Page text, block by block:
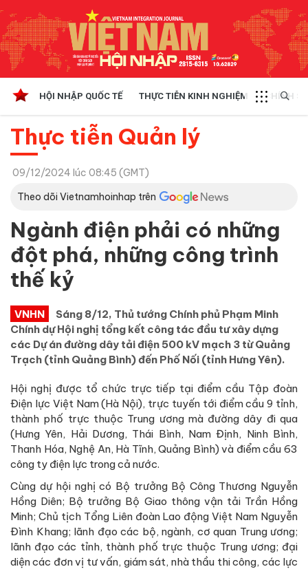
HỘI NHẬP QUỐC TẾ THỰC TIỄN KINH NGHIỆM CHÍNH
Thực tiễn Quản lý
09/12/2024 lúc 08:45 (GMT)
Theo dõi Vietnamhoinhap trên
Ngành điện phải có những
đột phá, những công trình
thế kỷ
VNHN
Sáng 8/12, Thủ tướng Chính phủ Phạm Minh
Chính dự Hội nghị tổng kết công tác đầu tư xây dựng
các Dự án đường dây tải điện 500 kV mạch 3 từ Quảng
Trạch (tỉnh Quảng Bình) đến Phố Nối (tỉnh Hưng Yên).
Hội nghị được tổ chức trực tiếp tại điểm cầu Tập đoàn
Điện lực Việt Nam (Hà Nội), trực tuyến tới điểm cầu 9 tỉnh,
thành phố trực thuộc Trung ương mà đường dây đi qua
(Hưng Yên, Hải Dương, Thái Bình, Nam Định, Ninh Bình,
Thanh Hóa, Nghệ An, Hà Tĩnh, Quảng Bình) và điểm cầu 63
công ty điện lực trong cả nước.
Cùng dự hội nghị có Bộ trưởng Bộ Công Thương Nguyễn
Hồng Diên; Bộ trưởng Bộ Giao thông vận tải Trần Hồng
Minh; Chủ tịch Tổng Liên đoàn Lao động Việt Nam Nguyễn
Đình Khang; lãnh đạo các bộ, ngành, cơ quan Trung ương;
lãnh đạo các tỉnh, thành phố trực thuộc Trung ương; đại
diện các đơn vị tư vấn, giám sát, nhà thầu thi công, các lực